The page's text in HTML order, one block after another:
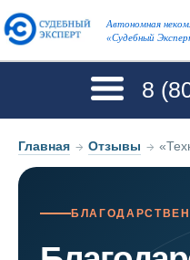
Автономная
«Судебный
8
Главная → Отзывы →